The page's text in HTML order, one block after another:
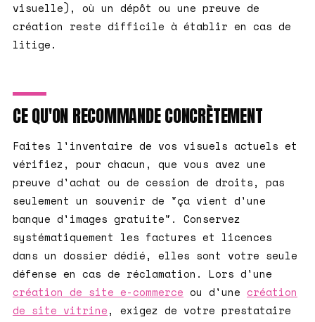
visuelle), où un dépôt ou une preuve de
création reste difficile à établir en cas de
litige.
CE QU'ON RECOMMANDE CONCRÈTEMENT
Faites l'inventaire de vos visuels actuels et
vérifiez, pour chacun, que vous avez une
preuve d'achat ou de cession de droits, pas
seulement un souvenir de "ça vient d'une
banque d'images gratuite". Conservez
systématiquement les factures et licences
dans un dossier dédié, elles sont votre seule
défense en cas de réclamation. Lors d'une
création de site e-commerce ou d'une création
de site vitrine, exigez de votre prestataire